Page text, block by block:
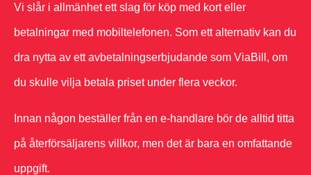
Vi slår i allmänhet ett slag för köp med kort eller
betalningar med mobiltelefonen. Som ett alternativ kan du
dra nytta av ett avbetalningserbjudande som ViaBill, om
du skulle vilja betala priset under flera veckor.
Innan någon beställer från en e-handlare bör de alltid titta
på återförsäljarens villkor, men det är bara en omfattande
uppgift.